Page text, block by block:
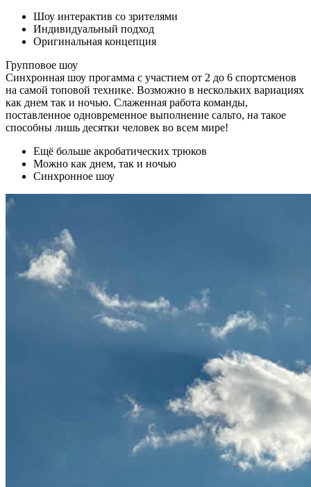
Шоу интерактив со зрителями
Индивидуальный подход
Оригинальная концепция
Групповое шоу
Синхронная шоу прогамма с участием от 2 до 6 спортсменов
на самой топовой технике. Возможно в нескольких вариациях
как днем так и ночью. Слаженная работа команды,
поставленное одновременное выполнение сальто, на такое
способны лишь десятки человек во всем мире!
Ещё больше акробатических трюков
Можно как днем, так и ночью
Синхронное шоу